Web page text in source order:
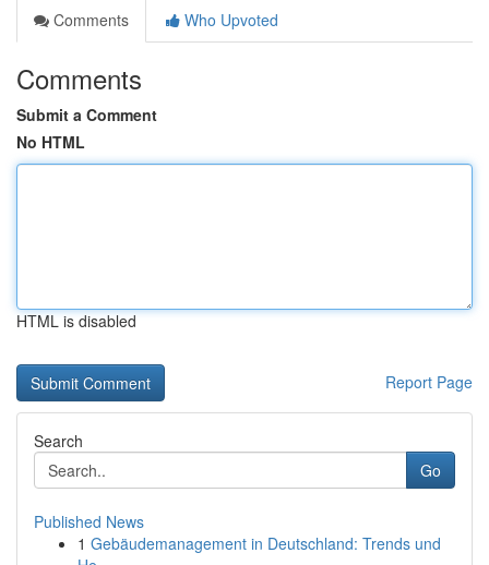
Comments
Who Upvoted
Comments
Submit a Comment
No HTML
HTML is disabled
Report Page
Search
Go
Published News
1 Gebäudemanagement in Deutschland: Trends und